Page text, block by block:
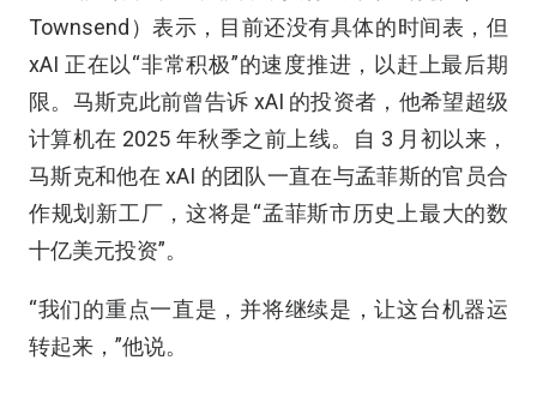
Townsend）表示，目前还没有具体的时间表，但
xAI 正在以“非常积极”的速度推进，以赶上最后期
限。马斯克此前曾告诉 xAI 的投资者，他希望超级
计算机在 2025 年秋季之前上线。自 3 月初以来，
马斯克和他在 xAI 的团队一直在与孟菲斯的官员合
作规划新工厂，这将是“孟菲斯市历史上最大的数
十亿美元投资”。
“我们的重点一直是，并将继续是，让这台机器运
转起来，”他说。